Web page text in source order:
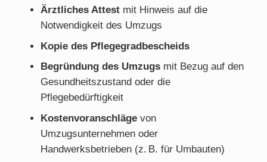
Ärztliches Attest mit Hinweis auf die
Notwendigkeit des Umzugs
Kopie des Pflegegradbescheids
Begründung des Umzugs mit Bezug auf den
Gesundheitszustand oder die
Pflegebedürftigkeit
Kostenvoranschläge von
Umzugsunternehmen oder
Handwerksbetrieben (z. B. für Umbauten)